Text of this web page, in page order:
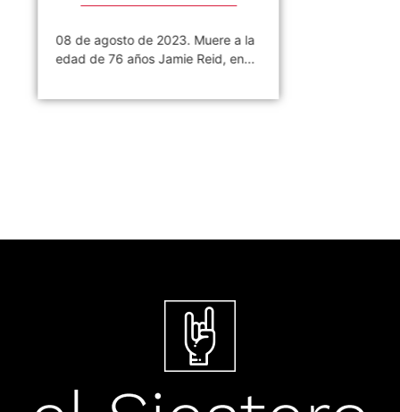
08 de agosto de 2023. Muere a la
edad de 76 años Jamie Reid, en...